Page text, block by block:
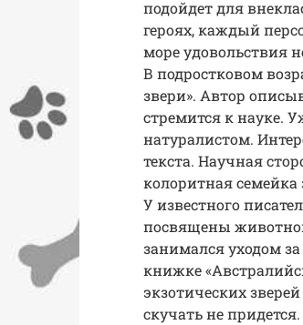
подойдет для
героях, каждый
море удовольствия
В подростковом
звери». Автор
стремится к науке.
натуралистом.
текста. Научная
колоритная семейка
У известного
посвящены
занимался уходом
книжке
экзотических
скучать не придется.